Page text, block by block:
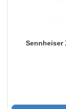
Sennheiser